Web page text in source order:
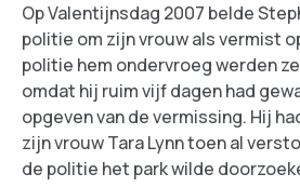
Op Valentijnsdag 2007 belde
politie om zijn vrouw als vermist
politie hem ondervroeg werden
omdat hij ruim vijf dagen had
opgeven van de vermissing. Hij
zijn vrouw Tara Lynn toen al
de politie het park wilde